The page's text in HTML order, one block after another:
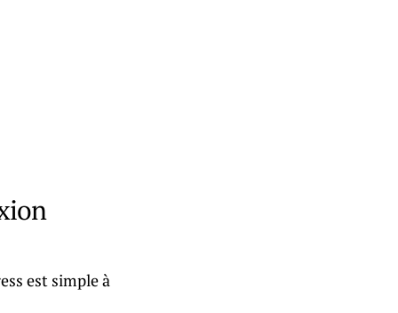
est simple à